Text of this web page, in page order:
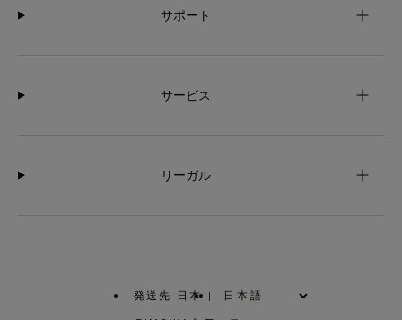
サポート
サービス
リーガル
発送先 日本 |